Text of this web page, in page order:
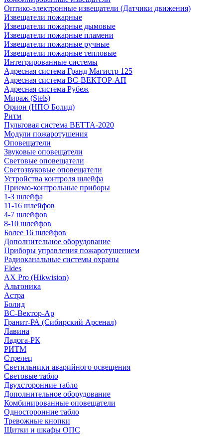
Оптико-электронные извещатели (Датчики движения)
Извещатели пожарные
Извещатели пожарные дымовые
Извещатели пожарные пламени
Извещатели пожарные ручные
Извещатели пожарные тепловые
Интегрированные системы
Адресная система Гранд Магистр 125
Адресная система ВС-ВЕКТОР-АП
Адресная система Рубеж
Мираж (Stels)
Орион (НПО Болид)
Ритм
Пультовая система ВЕТТА-2020
Модули пожаротушения
Оповещатели
Звуковые оповещатели
Световые оповещатели
Светозвуковые оповещатели
Устройства контроля шлейфа
Приемо-контрольные приборы
1-3 шлейфа
11-16 шлейфов
4-7 шлейфов
8-10 шлейфов
Более 16 шлейфов
Дополнительное оборудование
Приборы управления пожаротушением
Радиоканальные системы охраны
Eldes
AX Pro (Hikwision)
Альтоника
Астра
Болид
ВС-Вектор-Ар
Гранит-РА (Сибирский Арсенал)
Лавина
Ладога-РК
РИТМ
Стрелец
Светильники аварийного освещения
Световые табло
Двухсторонние табло
Дополнительное оборудование
Комбинированные оповещатели
Односторонние табло
Тревожные кнопки
Щитки и шкафы ОПС